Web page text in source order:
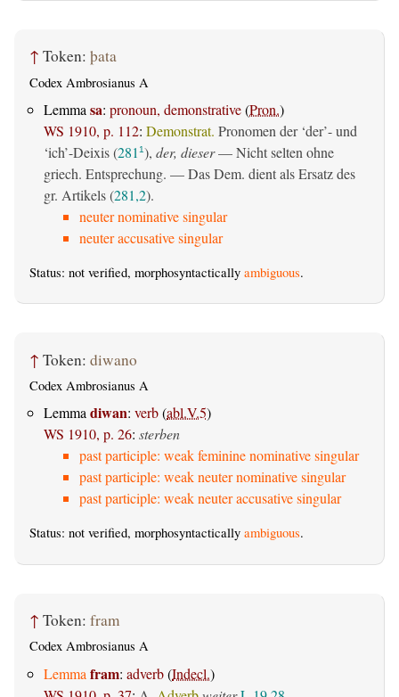
↑ Token: þata
Codex Ambrosianus A
Lemma sa: pronoun, demonstrative(Pron.)
WS 1910, p. 112: Demonstrat. Pronomen der ‘der’- und
‘ich’-Deixis (281 1), der, dieser— Nicht selten ohne
griech. Entsprechung. — Das Dem. dient als Ersatz des
gr. Artikels (281,2).
neuter nominative singular
neuter accusative singular
Status: not verified, morphosyntactically ambiguous.
↑ Token: diwano
Codex Ambrosianus A
Lemmadiwan: verb(abl.V.5)
WS 1910, p. 26: sterben
past participle: weak feminine nominative singular
past participle: weak neuter nominative singular
past participle: weak neuter accusative singular
Status: not verified, morphosyntactically ambiguous.
↑ Token: fram
Codex Ambrosianus A
Lemma fram: adverb(Indecl.)